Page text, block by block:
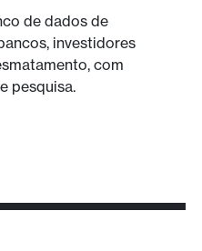
de dados de
investidores
com
pesquisa.